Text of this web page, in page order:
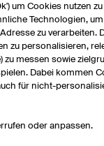
es rundum
verläuft.
Hüfte (dort,
Stehen Sie
dass das
um Cookies nutzen
Technologien, um
zu verarbeiten.
zu personalisieren,
zu messen sowie
Dabei kommen
für nicht-
oder anpassen.